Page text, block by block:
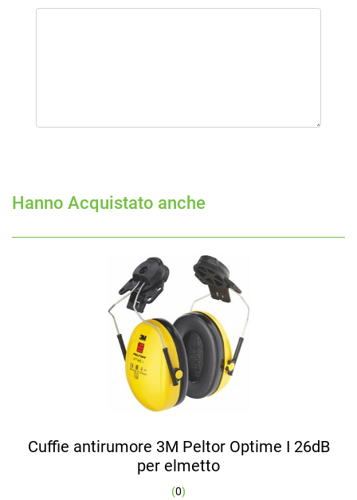
Hanno Acquistato anche
Cuffie antirumore 3M Peltor Optime I 26dB
per elmetto
(0)